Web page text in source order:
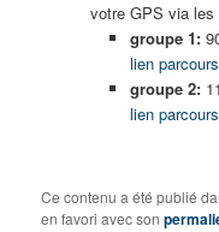
votre GPS via les
groupe 1:
lien
groupe 2:
lien
Ce contenu a été publié
en favori avec son